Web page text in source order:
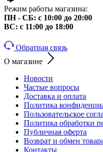
Режим работы магазина:
ПН - СБ: с 10:00 до 20:00
ВС: с 11:00 до 18:00
Обратная связь
О магазине
Новости
Частые вопросы
Доставка и оплата
Политика
Пользовательское
Политика обработки
Публичная оферта
Возврат и обмен
Контакты